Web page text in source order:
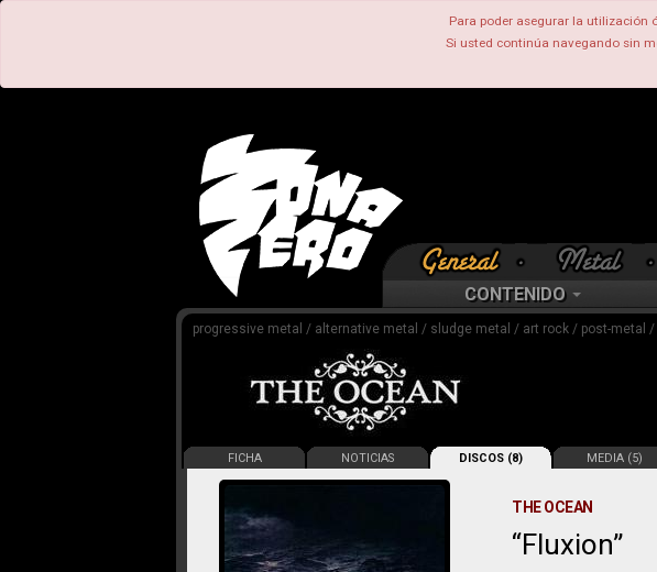
Para poder asegurar la utilización
Si usted continúa navegando sin
CONTENIDO
progressive metal / alternative metal / sludge metal / art rock / post-metal /
FICHA NOTICIAS DISCOS (8) MEDIA (5)
THE OCEAN
Fluxion